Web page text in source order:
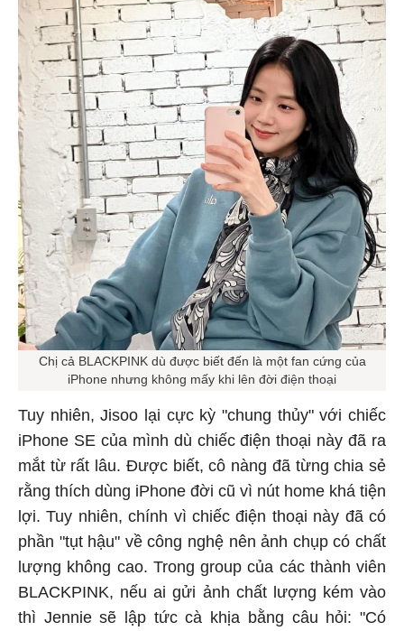
Chị cả BLACKPINK dù được biết đến là một fan cứng của
iPhone nhưng không mấy khi lên đời điện thoại
Tuy nhiên, Jisoo lại cực kỳ "chung thủy" với chiếc
iPhone SE của mình dù chiếc điện thoại này đã ra
mắt từ rất lâu. Được biết, cô nàng đã từng chia sẻ
rằng thích dùng iPhone đời cũ vì nút home khá tiện
lợi. Tuy nhiên, chính vì chiếc điện thoại này đã có
phần "tụt hậu" về công nghệ nên ảnh chụp có chất
lượng không cao. Trong group của các thành viên
BLACKPINK, nếu ai gửi ảnh chất lượng kém vào
thì Jennie sẽ lập tức cà khịa bằng câu hỏi: "Có